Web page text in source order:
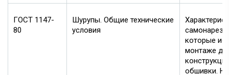
ГОСТ 1147-
80
Шурупы. Общие технические
условия
которые
монтаже
обшивки.